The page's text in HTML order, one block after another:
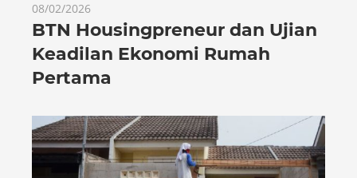
08/02/2026
BTN Housingpreneur dan Ujian
Keadilan Ekonomi Rumah
Pertama